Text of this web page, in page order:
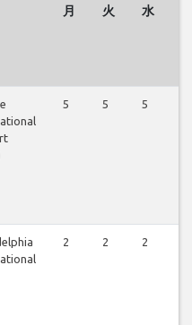
月 火 水
5 5 5
2 2 2